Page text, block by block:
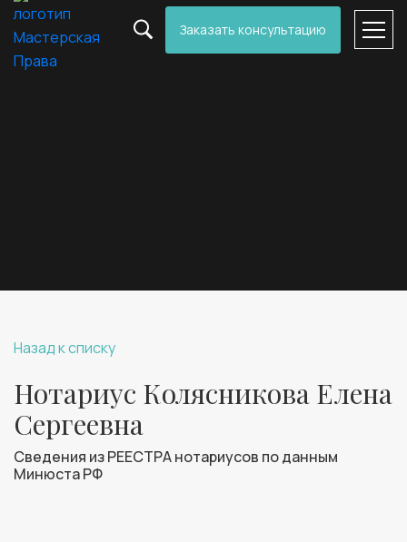
Заказать консультацию
Назад к списку
Нотариус Колясникова Елена
Сергеевна
Сведения из РЕЕСТРА нотариусов по данным
Минюста РФ